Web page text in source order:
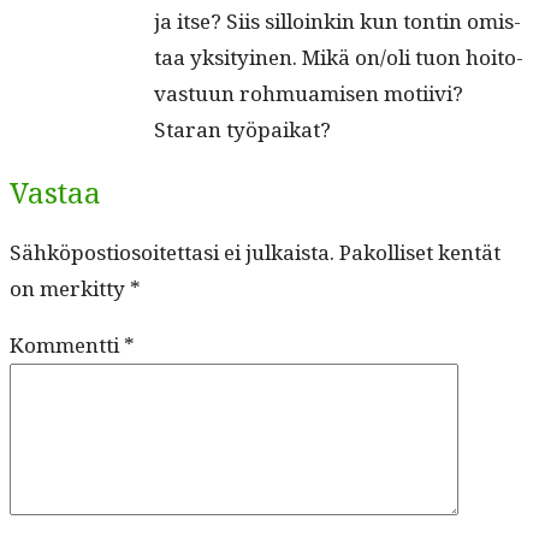
ja itse? Siis sil­loinkin kun ton­tin omis­
taa yksi­tyi­nen. Mikä on/oli tuon hoito­
vas­tu­un rohmuamisen moti­ivi?
Staran työpaikat?
Vastaa
Sähköpostiosoitettasi ei julkaista. Pakolliset kentät
on merkitty *
Kommentti*